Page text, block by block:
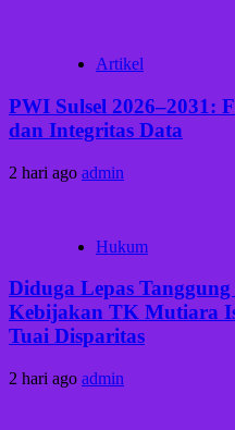
Artikel
PWI Sulsel 2026–2031:
dan Integritas Data
2 hari ago admin
Hukum
Diduga Lepas
Kebijakan TK Mutiara
Tuai Disparitas
2 hari ago admin